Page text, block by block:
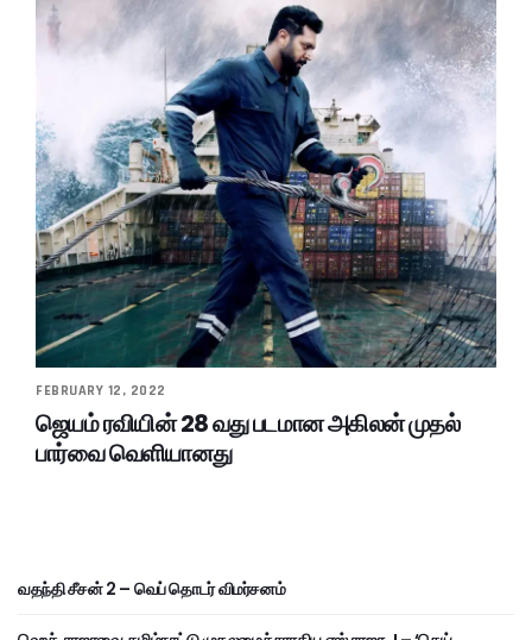
FEBRUARY 12, 2022
ஜெயம் ரவியின் 28 வது படமான அகிலன் முதல்
பார்வை வெளியானது
வதந்தி சீசன் 2 – வெப் தொடர் விமர்சனம்